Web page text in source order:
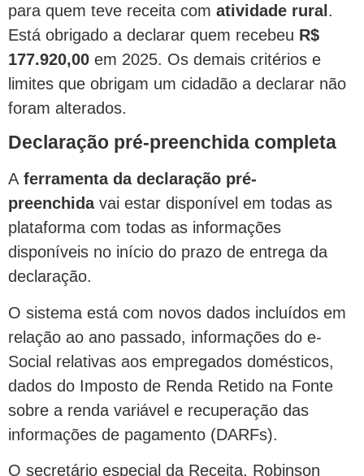
para quem teve receita com atividade rural .
Está obrigado a declarar quem recebeu R$
177.920,00 em 2025. Os demais critérios e
limites que obrigam um cidadão a declarar não
foram alterados.
Declaração pré-preenchida completa
A ferramenta da declaração pré-
preenchidavai estar disponível em todas as
plataforma com todas as informações
disponíveis no início do prazo de entrega da
declaração.
O sistema está com novos dados incluídos em
relação ao ano passado, informações do e-
Social relativas aos empregados domésticos,
dados do Imposto de Renda Retido na Fonte
sobre a renda variável e recuperação das
informações de pagamento (DARFs).
O secretário especial da Receita, Robinson